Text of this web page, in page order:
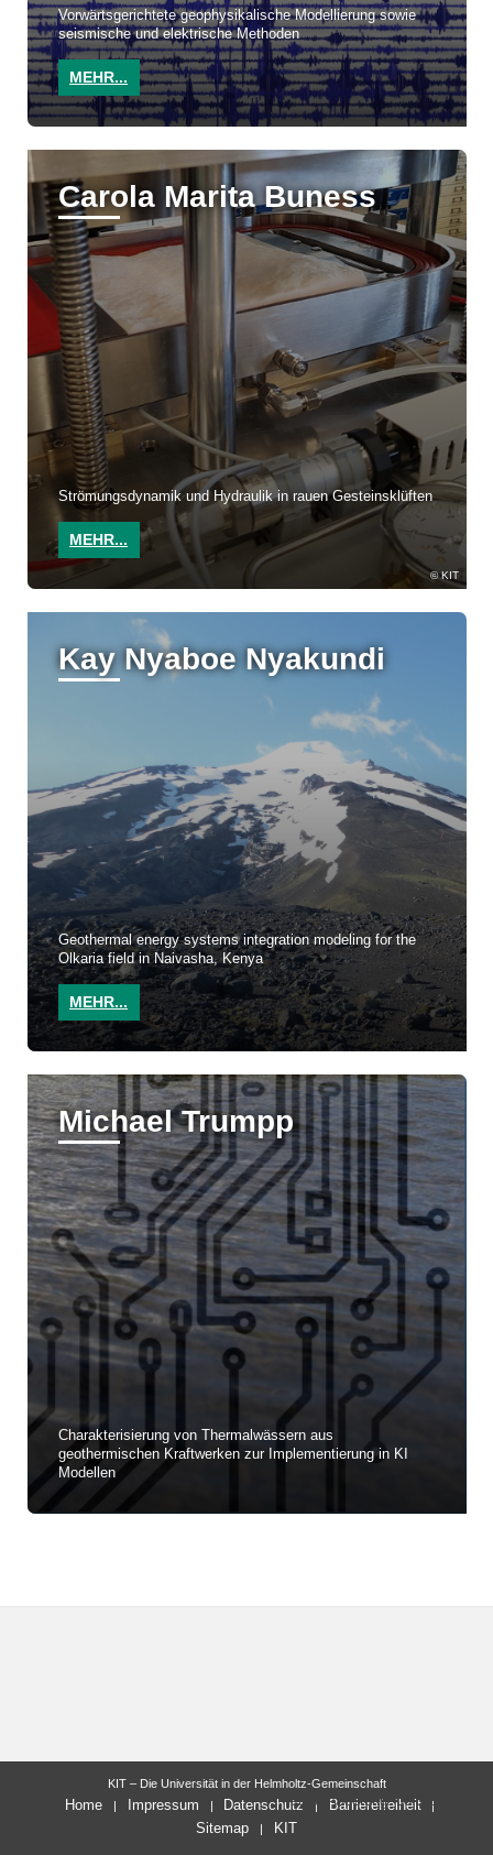
Vorwärtsgerichtete geophysikalische Modellierung sowie
seismische und elektrische Methoden
MEHR...
KIT
Carola Marita Buness
Strömungsdynamik und Hydraulik in rauen Gesteinsklüften
MEHR...
Kay Nyaboe Nyakundi
Geothermal energy systems integration modeling for the
Olkaria field in Naivasha, Kenya
MEHR...
Michael Trumpp
Charakterisierung von Thermalwässern aus
geothermischen Kraftwerken zur Implementierung in KI
Modellen
letzte Änderung: 08.05.2023
KIT – Die Universität in der Helmholtz-Gemeinschaft
Home Impressum Datenschutz
Barrierefreiheit
Sitemap
KIT